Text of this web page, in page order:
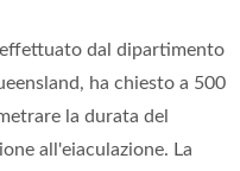
dal dipartimento
ha chiesto a 500
la durata del
all'eiaculazione. La